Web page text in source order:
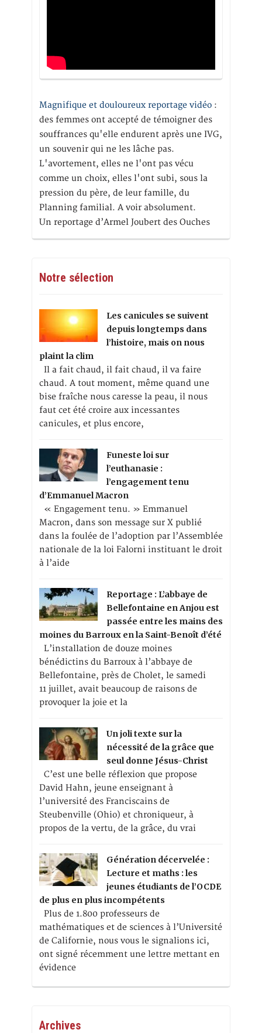
Magnifique et douloureux reportage vidéo :
des femmes ont accepté de témoigner des
souffrances qu'elle endurent après une IVG,
un souvenir qui ne les lâche pas.
L'avortement, elles ne l'ont pas vécu
comme un choix, elles l'ont subi, sous la
pression du père, de leur famille, du
Planning familial. A voir absolument.
Un reportage d’Armel Joubert des Ouches
Notre sélection
Les canicules se suivent
depuis longtemps dans
l’histoire, mais on nous
plaint la clim
Il a fait chaud, il fait chaud, il va faire
chaud. A tout moment, même quand une
bise fraîche nous caresse la peau, il nous
faut cet été croire aux incessantes
canicules, et plus encore,
Funeste loi sur
l’euthanasie :
l’engagement tenu
d’Emmanuel Macron
« Engagement tenu. » Emmanuel
Macron, dans son message sur X publié
dans la foulée de l’adoption par l’Assemblée
nationale de la loi Falorni instituant le droit
à l’aide
Reportage : L’abbaye de
Bellefontaine en Anjou est
passée entre les mains des
moines du Barroux en la Saint-Benoît d’été
L’installation de douze moines
bénédictins du Barroux à l’abbaye de
Bellefontaine, près de Cholet, le samedi
11 juillet, avait beaucoup de raisons de
provoquer la joie et la
Un joli texte sur la
nécessité de la grâce que
seul donne Jésus-Christ
C’est une belle réflexion que propose
David Hahn, jeune enseignant à
l’université des Franciscains de
Steubenville (Ohio) et chroniqueur, à
propos de la vertu, de la grâce, du vrai
Génération décervelée :
Lecture et maths : les
jeunes étudiants de l’OCDE
de plus en plus incompétents
Plus de 1.800 professeurs de
mathématiques et de sciences à l’Université
de Californie, nous vous le signalions ici,
ont signé récemment une lettre mettant en
évidence
Archives